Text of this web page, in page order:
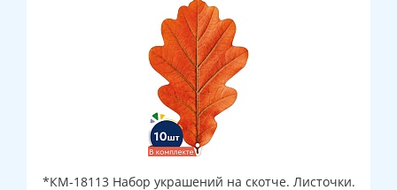
*КМ-18113 Набор украшений на скотче. Листочки.